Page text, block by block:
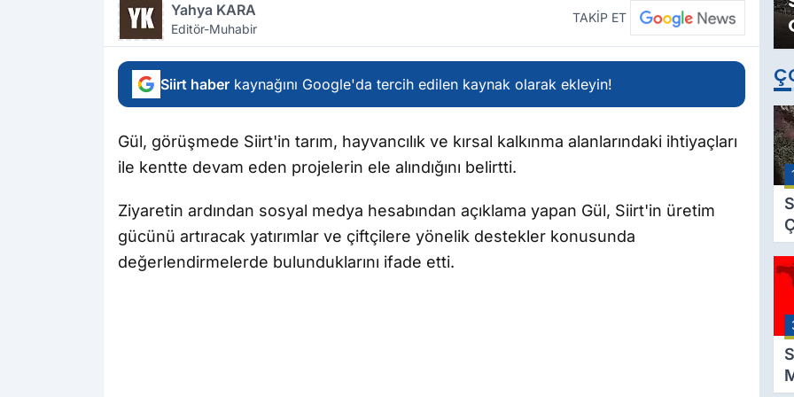
Yahya KARA
Editör-Muhabir
TAKİP ET
Siirt haber kaynağını Google'da tercih edilen kaynak olarak ekleyin!
Gül, görüşmede Siirt'in tarım, hayvancılık ve kırsal kalkınma alanlarındaki ihtiyaçları
ile kentte devam eden projelerin ele alındığını belirtti.
Ziyaretin ardından sosyal medya hesabından açıklama yapan Gül, Siirt'in üretim
gücünü artıracak yatırımlar ve çiftçilere yönelik destekler konusunda
değerlendirmelerde bulunduklarını ifade etti.